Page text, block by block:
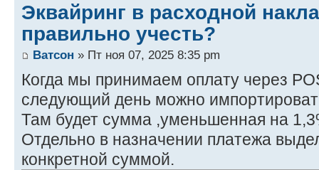
Эквайринг в расходной
правильно учесть?
Ватсон » Пт ноя 07, 2025 8:35 pm
Когда мы принимаем оплату через
следующий день можно
Там будет сумма ,уменьшенная на
Отдельно в назначении платежа
конкретной суммой.